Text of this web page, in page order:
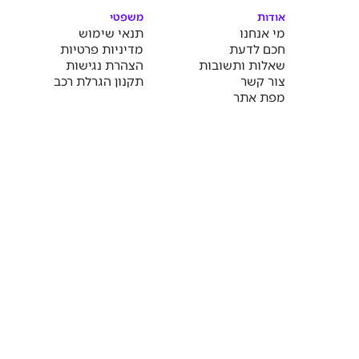
אודות
מי אנחנו
חכם לדעת
שאלות ותשובות
צור קשר
מפת אתר
משפטי
תנאי שימוש
מדיניות פרטיות
הצהרת נגישות
תקנון הגרלת רכב